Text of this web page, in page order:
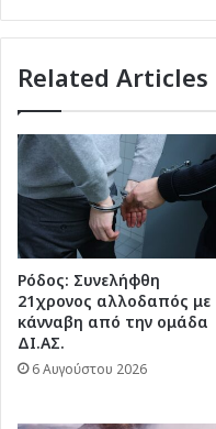
Related Articles
Ρόδος: Συνελήφθη
21χρονος αλλοδαπός με
κάνναβη από την ομάδα
ΔΙ.ΑΣ.
6 Αυγούστου 2026